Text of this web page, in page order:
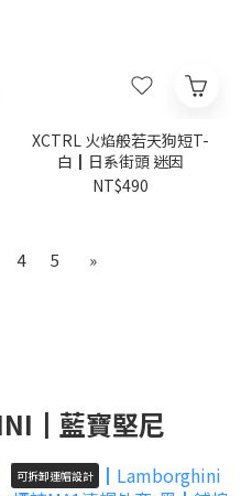
XCTRL 火焰般若天狗短T-
白┃日系街頭 迷因
NT$490
4 5 »
藍寶堅尼
可拆卸連帽設計